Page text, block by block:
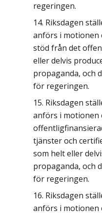
regeringen.
Riksdagen
anförs i
stöd från det
eller delvis
propaganda, och
för regeringen.
Riksdagen
anförs i
tjänster och
som helt eller
propaganda, och
för regeringen.
Riksdagen
anförs i motionen